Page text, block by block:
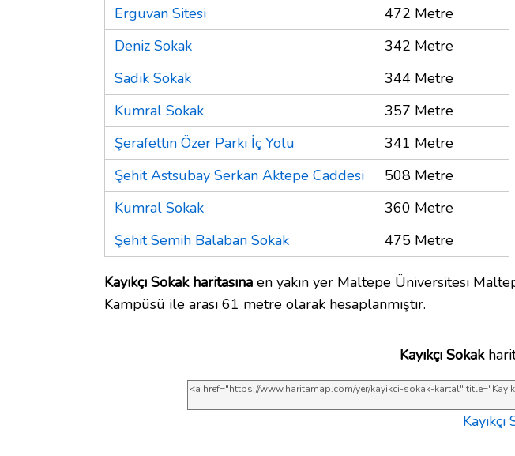
Erguvan Sitesi
472 Metre
Deniz Sokak
342 Metre
Sadık Sokak
344 Metre
Kumral Sokak
357 Metre
Şerafettin Özer Parkı İç Yolu
341 Metre
Şehit Astsubay Serkan Aktepe Caddesi
508 Metre
Kumral Sokak
360 Metre
Şehit Semih Balaban Sokak
475 Metre
Kayıkçı Sokak haritasına en yakın yer Maltepe Üniversitesi
Kampüsü ile arası 61 metre olarak hesaplanmıştır.
Kayıkçı Sokak